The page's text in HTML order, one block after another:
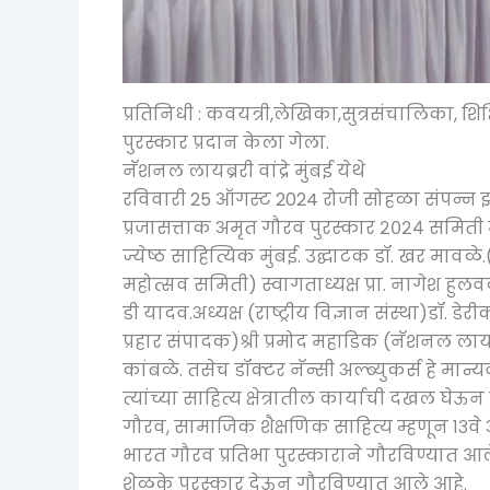
प्रतिनिधी : कवयत्री,लेखिका,सुत्रसंचालिका,
पुरस्कार प्रदान केला गेला.
नॅशनल लायब्ररी वांद्रे मुंबई येथे
रविवारी 25 ऑगस्ट 2024 रोजी सोहळा संपन्न
प्रजासत्ताक अमृत गौरव पुरस्कार २०२४ समिती
ज्येष्ठ साहित्यिक मुंबई. उद्घाटक डॉ. खर
महोत्सव समिती) स्वागताध्यक्ष प्रा. नागेश
डी यादव.अध्यक्ष (राष्ट्रीय विज्ञान
प्रहार संपादक)श्री प्रमोद महाडिक (नॅशनल
कांबळे. तसेच डॉक्टर नॅन्सी अल्ब्युकर्स हे
त्यांच्या साहित्य क्षेत्रातील कार्याची दखल
गौरव, सामाजिक शैक्षणिक साहित्य म्हणून
भारत गौरव प्रतिभा पुरस्काराने गौरविण्यात
शेळके पुरस्कार देऊन गौरविण्यात आले आहे.